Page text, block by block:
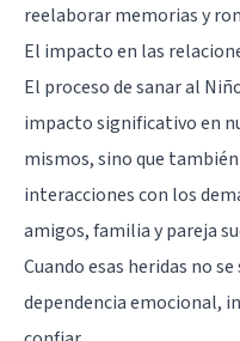
reelaborar memorias y
El impacto en las
El proceso de sanar al
impacto significativo en
mismos, sino que
interacciones con los
amigos, familia y pareja
Cuando esas heridas no
dependencia emocional,